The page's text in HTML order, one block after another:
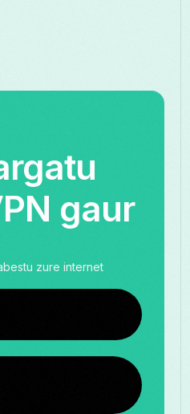
gaur
zure internet